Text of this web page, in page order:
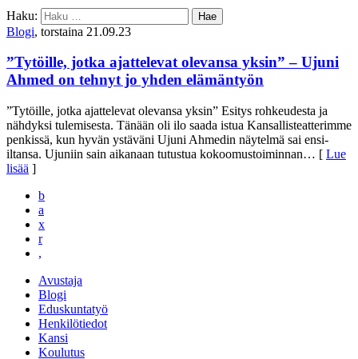
Haku:
Blogi, torstaina 21.09.23
”Tytöille, jotka ajattelevat olevansa yksin” – Ujuni
Ahmed on tehnyt jo yhden elämäntyön
”Tytöille, jotka ajattelevat olevansa yksin” Esitys rohkeudesta ja
nähdyksi tulemisesta. Tänään oli ilo saada istua Kansallisteatterimme
penkissä, kun hyvän ystäväni Ujuni Ahmedin näytelmä sai ensi-
iltansa. Ujuniin sain aikanaan tutustua kokoomustoiminnan… [ Lue
lisää ]
b
a
x
r
,
Avustaja
Blogi
Eduskuntatyö
Henkilötiedot
Kansi
Koulutus